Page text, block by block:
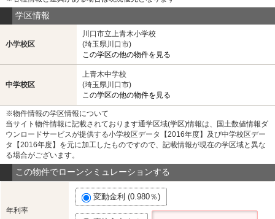
学区情報
小学校区
川口市立上青木小学校
(埼玉県川口市)
この学区の他の物件を見る
中学校区
上青木中学校
(埼玉県川口市)
この学区の他の物件を見る
※物件情報の学区情報について
当サイト物件情報に記載されております通学区域(学区)情報は、国土数値情報ダ
ウンロードサービスが提供する小学校区データ【2016年度】及び中学校区デー
タ【2016年度】を元に加工したものですので、記載情報が現在の学区域と異な
る場合がございます。
この物件でローンシミュレーションする
年利率
変動金利 (0.980％)